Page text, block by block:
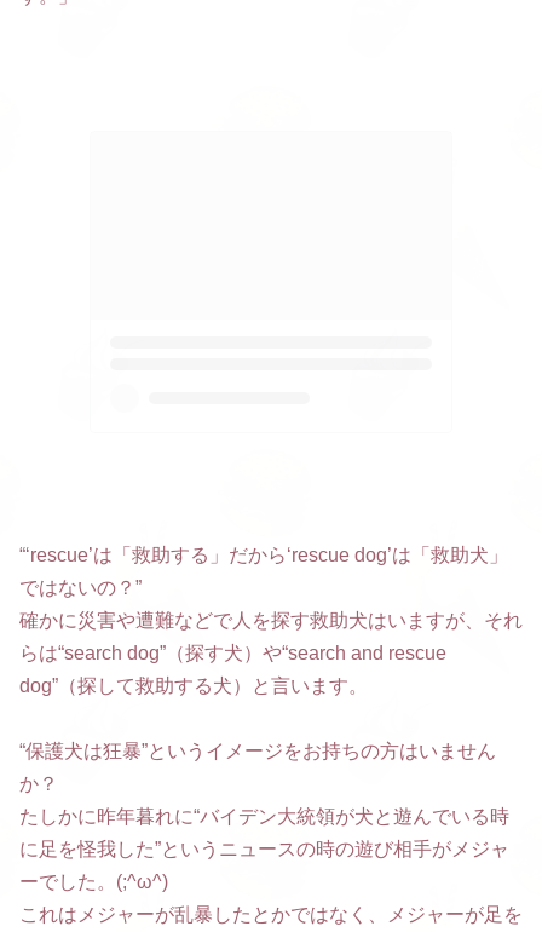
“‘rescue’は「救助する」だから‘rescue dog’は「救助犬」
ではないの？”
確かに災害や遭難などで人を探す救助犬はいますが、それ
らは“search dog”（探す犬）や“search and rescue
dog”（探して救助する犬）と言います。
“保護犬は狂暴”というイメージをお持ちの方はいません
か？
たしかに昨年暮れに“バイデン大統領が犬と遊んでいる時
に足を怪我した”というニュースの時の遊び相手がメジャ
ーでした。(;^ω^)
これはメジャーが乱暴したとかではなく、メジャーが足を